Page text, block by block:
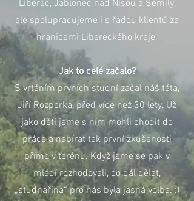
Liberec, Jablonec nad Nisou a Semily,
ale spolupracujeme i s řadou klientů za
hranicemi Libereckého kraje.
Jak to celé začalo?
S vrtáním prvních studní začal náš táta,
Jiří Rozporka, před více než 30 lety. Už
jako děti jsme s ním mohli chodit do
práce a nabírat tak první zkušenosti
přímo v terénu. Když jsme se pak v
mládí rozhodovali, co dál dělat,
„studnařina“ pro nás byla jasná volba. :)